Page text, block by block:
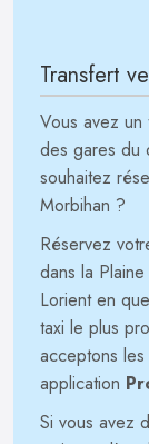
Transfert
Vous avez
des gares du
souhaitez
Morbihan ?
Réservez
dans la
Lorient en
taxi le plus
acceptons
application
Si vous avez